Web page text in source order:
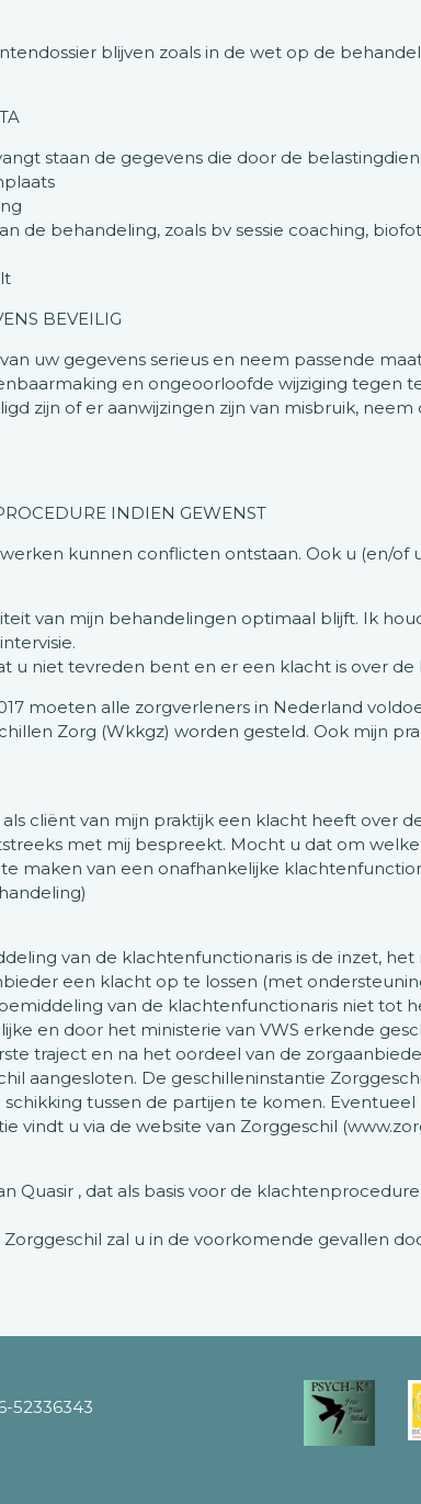
blijven zoals in de wet op de
staan de gegevens die door de
de behandeling, zoals bv sessie coaching,
BEVEILIG
uw gegevens serieus en neem passende
en ongeoorloofde wijziging tegen
zijn of er aanwijzingen zijn van misbruik,
INDIEN GEWENST
kunnen conflicten ontstaan. Ook u (en/of
van mijn behandelingen optimaal blijft. Ik
u niet tevreden bent en er een klacht is over de
moeten alle zorgverleners in Nederland
Zorg (Wkkgz) worden gesteld. Ook mijn
cliënt van mijn praktijk een klacht heeft over
met mij bespreekt. Mocht u dat om
maken van een onafhankelijke
van de klachtenfunctionaris is de inzet,
een klacht op te lossen (met
van de klachtenfunctionaris niet tot
en door het ministerie van VWS erkende
traject en na het oordeel van de
aangesloten. De geschilleninstantie
tussen de partijen te komen.
vindt u via de website van Zorggeschil
Quasir , dat als basis voor de
zal u in de voorkomende gevallen
52336343